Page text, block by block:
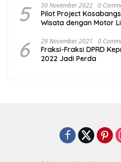
5 30 November 2022 0
Pilot Project
Wisata dengan Motor
Festival
6 29 November 2021 0
Fraksi-Fraksi DPRD
2022 Jadi Perda